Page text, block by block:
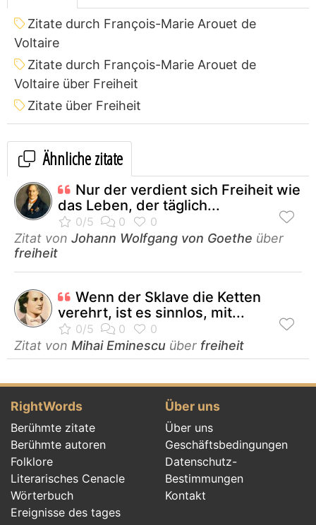
Zitate durch François-Marie Arouet de
Voltaire
Zitate durch François-Marie Arouet de
Voltaire über Freiheit
Zitate über Freiheit
Ähnliche zitate
Nur der verdient sich Freiheit wie
das Leben, der täglich...
Zitat von Johann Wolfgang von Goethe über
freiheit
Wenn der Sklave die Ketten
verehrt, ist es sinnlos, mit...
Zitat von Mihai Eminescu über freiheit
RightWords
Berühmte zitate
Berühmte autoren
Folklore
Literarisches Cenacle
Wörterbuch
Ereignisse des tages
Über uns
Über uns
Geschäftsbedingungen
Datenschutz-
Bestimmungen
Kontakt